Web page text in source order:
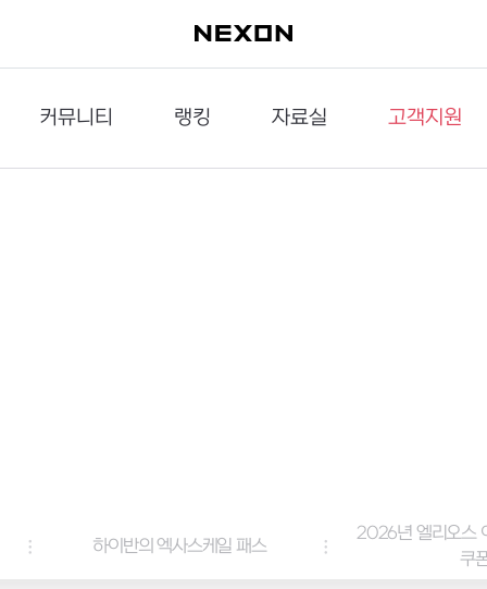
커뮤니티
이슈게시판
랭킹
던전랭킹
자료실
다운로드
고객지원
문의하기
케일 패스
2026년 엘리오스 여름 랑데부 감사